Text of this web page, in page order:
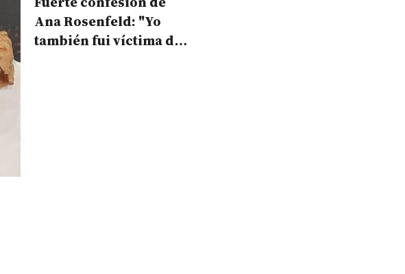
Ana Rosenfeld: "Yo
también fui víctima de